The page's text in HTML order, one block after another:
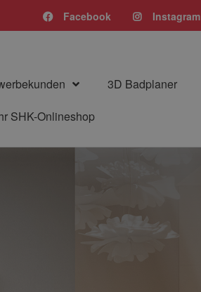
Facebook Instagram
3D Badplaner
SHK-Onlineshop